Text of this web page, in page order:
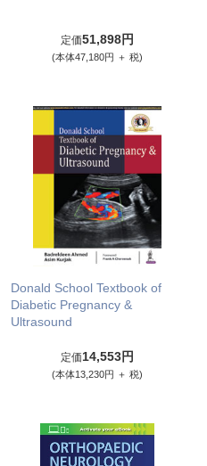
定価51,898円
(本体47,180円 ＋ 税)
Donald School Textbook of
Diabetic Pregnancy &
Ultrasound
定価14,553円
(本体13,230円 ＋ 税)